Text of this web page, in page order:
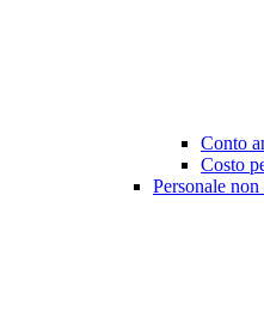
Conto
Costo
Personale